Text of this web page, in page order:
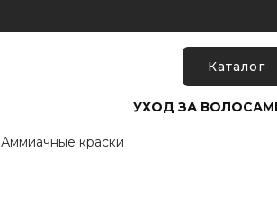
Каталог
УХОД ЗА
Аммиачные краски